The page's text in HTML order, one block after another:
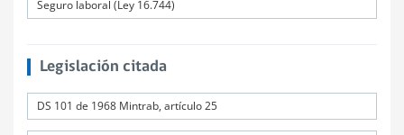
Seguro laboral (Ley 16.744)
Legislación citada
DS 101 de 1968 Mintrab, artículo 25